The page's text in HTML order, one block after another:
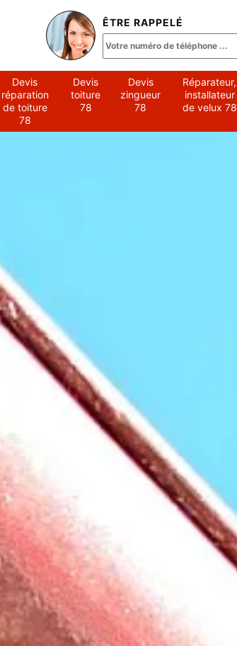
ÊTRE RAPPELÉ
Devis
réparation
de toiture
78
Devis
toiture
78
Devis
zingueur
78
Réparateur,
installateur
de velux 78